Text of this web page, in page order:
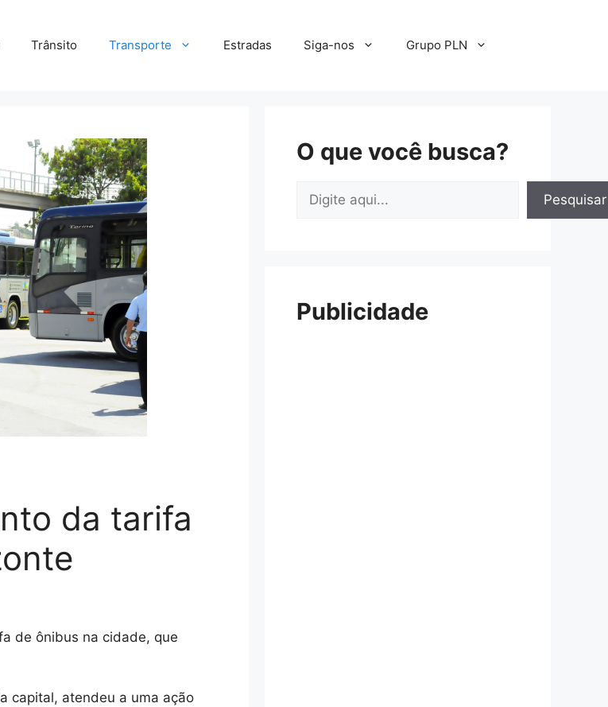
Trânsito Transporte Estradas Siga-nos Grupo PLN
da tarifa
de ônibus na cidade, que
capital, atendeu a uma ação
O que você busca?
Pesquisar
Pesquisar
Publicidade